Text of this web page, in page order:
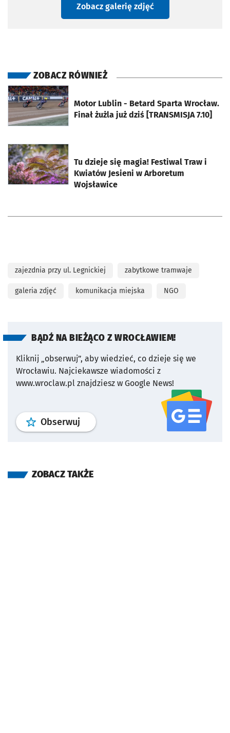
Zobacz galerię zdjęć
ZOBACZ RÓWNIEŻ
Motor Lublin - Betard Sparta Wrocław.
Finał żużla już dziś [TRANSMISJA 7.10]
otworzy się w nowej karcie
Tu dzieje się magia! Festiwal Traw i
Kwiatów Jesieni w Arboretum
Wojsławice
otworzy się w nowej karcie
zajezdnia przy ul. Legnickiej zabytkowe tramwaje
galeria zdjęć komunikacja miejska NGO
BĄDŹ NA BIEŻĄCO Z WROCŁAWIEM!
Kliknij „obserwuj”, aby wiedzieć, co dzieje się we
Wrocławiu. Najciekawsze wiadomości z
www.wroclaw.pl znajdziesz w Google News!
Obserwuj profil serwisu
ZOBACZ TAKŻE